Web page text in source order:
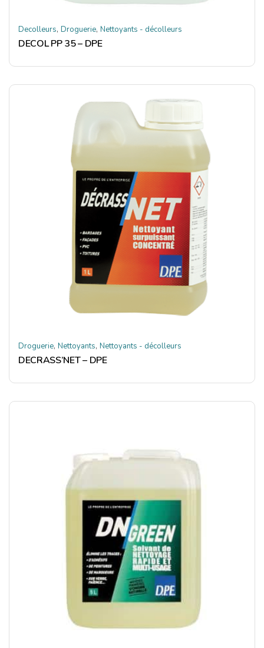
Decolleurs, Droguerie, Nettoyants - décolleurs
DECOL PP 35 – DPE
Droguerie, Nettoyants, Nettoyants - décolleurs
DECRASS’NET – DPE